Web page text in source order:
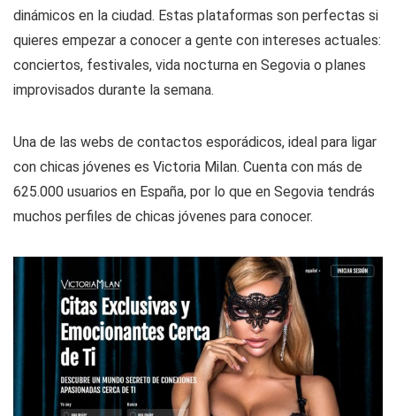
dinámicos en la ciudad. Estas plataformas son perfectas si
quieres empezar a conocer a gente con intereses actuales:
conciertos, festivales, vida nocturna en Segovia o planes
improvisados durante la semana.
Una de las webs de contactos esporádicos, ideal para ligar
con chicas jóvenes es Victoria Milan. Cuenta con más de
625.000 usuarios en España, por lo que en Segovia tendrás
muchos perfiles de chicas jóvenes para conocer.